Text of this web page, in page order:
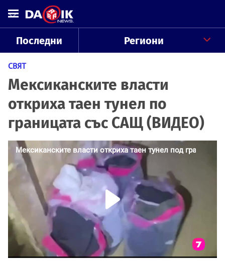
Последни Региони
СВЯТ
Мексиканските власти
откриха таен тунел по
границата със САЩ (ВИДЕО)